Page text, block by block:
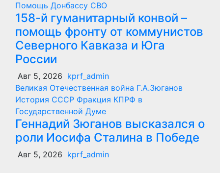
Помощь Донбассу СВО
158-й гуманитарный конвой –
помощь фронту от коммунистов
Северного Кавказа и Юга
России
Авг 5, 2026 kprf_admin
Великая Отечественная война Г.А.Зюганов
История СССР Фракция КПРФ в
Государственной Думе
Геннадий Зюганов высказался о
роли Иосифа Сталина в Победе
Авг 5, 2026 kprf_admin